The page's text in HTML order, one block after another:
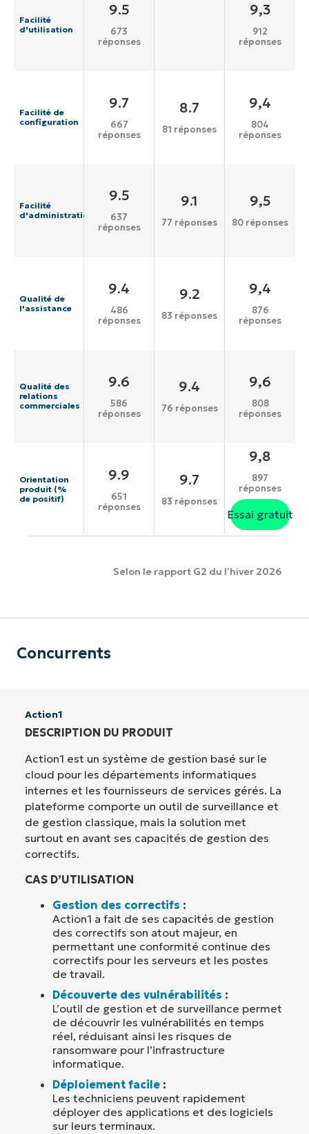
Facilité
d'utilisation
9.5
673
réponses
9,3
912
réponses
Facilité de
configuration
9.7
667
réponses
8.7
81 réponses
9,4
804
réponses
Facilité
d'administration
9.5
637
réponses
9.1
77 réponses
9,5
80 réponses
Qualité de
l'assistance
9.4
486
réponses
9.2
83 réponses
9,4
876
réponses
Qualité des
relations
commerciales
9.6
586
réponses
9.4
76 réponses
9,6
808
réponses
Orientation
produit (%
de positif)
9.9
651
réponses
9.7
83 réponses
9,8
897
réponses
Essai gratuit
Selon le rapport G2 du l’hiver 2026
Concurrents
Action1
DESCRIPTION DU PRODUIT
Action1 est un système de gestion basé sur le
cloud pour les départements informatiques
internes et les fournisseurs de services gérés. La
plateforme comporte un outil de surveillance et
de gestion classique, mais la solution met
surtout en avant ses capacités de gestion des
correctifs.
CAS D’UTILISATION
Gestion des correctifs :
Action1 a fait de ses capacités de gestion
des correctifs son atout majeur, en
permettant une conformité continue des
correctifs pour les serveurs et les postes
de travail.
Découverte des vulnérabilités :
L’outil de gestion et de surveillance permet
de découvrir les vulnérabilités en temps
réel, réduisant ainsi les risques de
ransomware pour l’infrastructure
informatique.
Déploiement facile :
Les techniciens peuvent rapidement
déployer des applications et des logiciels
sur leurs terminaux.